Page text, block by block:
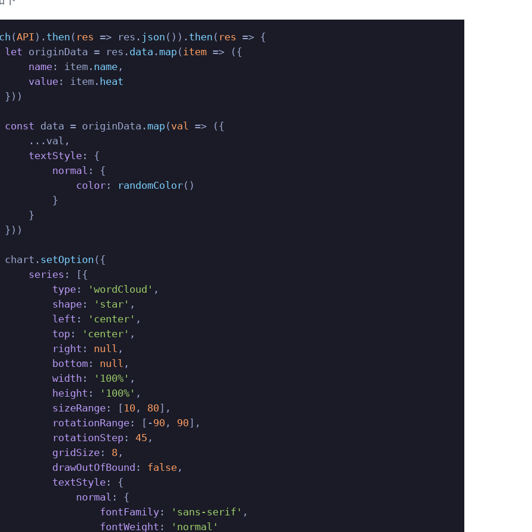
(API ). then ( res => res. json ()). then ( res => {
let originData = res. data . map( item => ({
name: item. name,
value: item. heat
}))
const data = originData. map( val => ({
...val,
textStyle: {
normal : {
color: randomColor()
}
}
}))
chart.
setOption ({
series : [{
type: 'wordCloud' ,
shape: 'star' ,
left : 'center' ,
top: 'center' ,
right : null ,
bottom: null ,
width : '100%' ,
height : '100%' ,
sizeRange: [ 10 , 80 ],
rotationRange: [-90 , 90 ],
rotationStep: 45 ,
gridSize: 8,
drawOutOfBound : false,
textStyle: {
normal : {
fontFamily: 'sans-serif' ,
fontWeight : 'normal'